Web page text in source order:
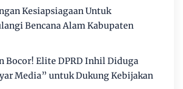
Kesiapsiagaan Untuk
Bencana Alam Kabupaten
Bocor! Elite DPRD Inhil Diduga
Media” untuk Dukung Kebijakan